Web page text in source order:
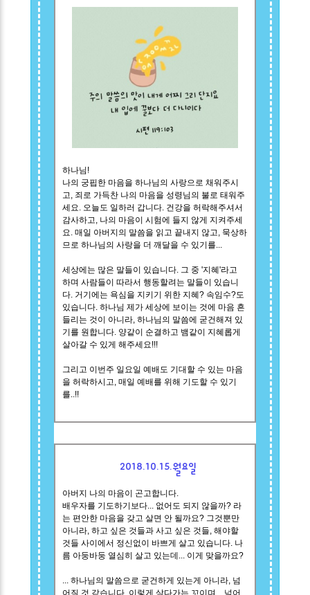
하나님!
나의 궁핍한 마음을 하나님의 사랑으로 채워주시
고, 죄로 가득찬 나의 마음을 성령님의 불로 태워주
세요. 오늘도 일하러 갑니다. 건강을 허락해주셔서
감사하고, 나의 마음이 시험에 들지 않게 지켜주세
요. 매일 아버지의 말씀을 읽고 끝내지 않고, 묵상하
므로 하나님의 사랑을 더 깨달을 수 있기를...
세상에는 많은 말들이 있습니다. 그 중 '지혜'라고
하며 사람들이 따라서 행동할려는 말들이 있습니
다. 거기에는 욕심을 지키기 위한 지혜? 속임수?도
있습니다. 하나님 제가 세상에 보이는 것에 마음 흔
들리는 것이 아니라, 하나님의 말씀에 굳건해져 있
기를 원합니다. 양같이 순결하고 뱀같이 지혜롭게
살아갈 수 있게 해주세요!!!
그리고 이번주 일요일 예배도 기대할 수 있는 마음
을 허락하시고, 매일 예배를 위해 기도할 수 있기
를..!!
2018.10.15.월요일
아버지 나의 마음이 곤고합니다.
배우자를 기도하기보다... 없어도 되지 않을까? 라
는 편안한 마음을 갖고 살면 안 될까요? 그것뿐만
아니라, 하고 싶은 것들과 사고 싶은 것들, 해야할
것들 사이에서 정신없이 바쁘게 살고 있습니다. 나
름 아둥바둥 열심히 살고 있는데... 이게 맞을까요?
... 하나님의 말씀으로 굳건하게 있는게 아니라, 넘
어질 것 같습니다. 이렇게 살다가는 꼬이며... 넘어